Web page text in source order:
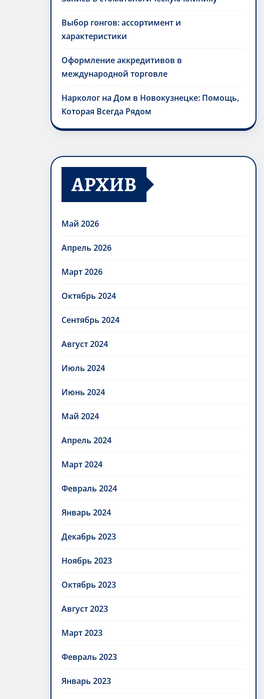
Выбор гонгов: ассортимент и
характеристики
Оформление аккредитивов в
международной торговле
Нарколог на Дом в Новокузнецке: Помощь,
Которая Всегда Рядом
АРХИВ
Май 2026
Апрель 2026
Март 2026
Октябрь 2024
Сентябрь 2024
Август 2024
Июль 2024
Июнь 2024
Май 2024
Апрель 2024
Март 2024
Февраль 2024
Январь 2024
Декабрь 2023
Ноябрь 2023
Октябрь 2023
Август 2023
Март 2023
Февраль 2023
Январь 2023